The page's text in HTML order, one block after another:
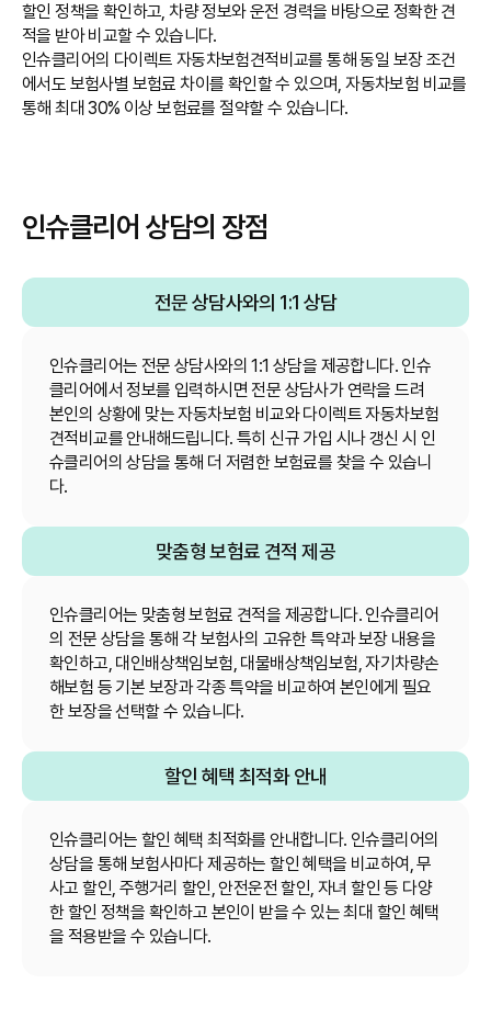
할인 정책을 확인하고, 차량 정보와 운전 경력을 바탕으로 정확한 견
적을 받아 비교할 수 있습니다.
인슈클리어의 다이렉트 자동차보험견적비교를 통해 동일 보장 조건
에서도 보험사별 보험료 차이를 확인할 수 있으며, 자동차보험 비교를
통해 최대 30% 이상 보험료를 절약할 수 있습니다.
인슈클리어 상담의 장점
전문 상담사와의 1:1 상담
인슈클리어는 전문 상담사와의 1:1 상담을 제공합니다. 인슈
클리어에서 정보를 입력하시면 전문 상담사가 연락을 드려
본인의 상황에 맞는 자동차보험 비교와 다이렉트 자동차보험
견적비교를 안내해드립니다. 특히 신규 가입 시나 갱신 시 인
슈클리어의 상담을 통해 더 저렴한 보험료를 찾을 수 있습니
다.
맞춤형 보험료 견적 제공
인슈클리어는 맞춤형 보험료 견적을 제공합니다. 인슈클리어
의 전문 상담을 통해 각 보험사의 고유한 특약과 보장 내용을
확인하고, 대인배상책임보험, 대물배상책임보험, 자기차량손
해보험 등 기본 보장과 각종 특약을 비교하여 본인에게 필요
한 보장을 선택할 수 있습니다.
할인 혜택 최적화 안내
인슈클리어는 할인 혜택 최적화를 안내합니다. 인슈클리어의
상담을 통해 보험사마다 제공하는 할인 혜택을 비교하여, 무
사고 할인, 주행거리 할인, 안전운전 할인, 자녀 할인 등 다양
한 할인 정책을 확인하고 본인이 받을 수 있는 최대 할인 혜택
을 적용받을 수 있습니다.